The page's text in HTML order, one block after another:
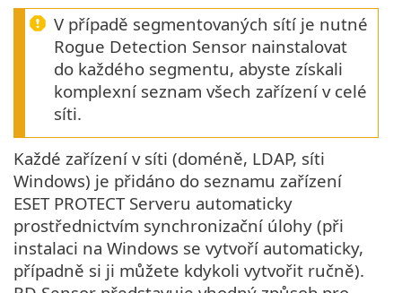
V případě segmentovaných sítí je nutné
Rogue Detection Sensor nainstalovat
do každého segmentu, abyste získali
komplexní seznam všech zařízení v celé
síti.
Každé zařízení v síti (doméně, LDAP, síti
Windows) je přidáno do seznamu zařízení
ESET PROTECT Serveru automaticky
prostřednictvím synchronizační úlohy (při
instalaci na Windows se vytvoří automaticky,
případně si ji můžete kdykoli vytvořit ručně).